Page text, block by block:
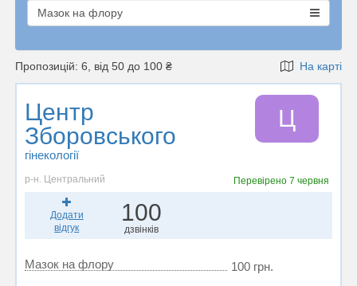
Мазок на флору
Пропозицій: 6, від 50 до 100 ₴ На карті
Центр
Зборовського
гінекології
Ц
р-н. Центральний Перевірено 7 червня
Додати
відгук
100
дзвінків
Мазок на флору 100 грн.